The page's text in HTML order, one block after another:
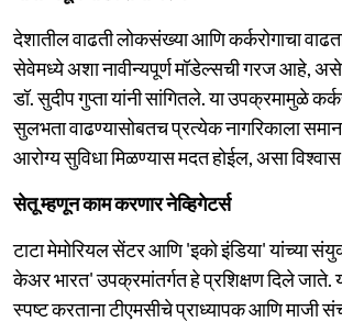
देशातील वाढती लोकसंख्या आणि कर्करोगाचा
सेवेमध्ये अशा नावीन्यपूर्ण मॉडेल्सची गरज आहे,
डॉ. सुदीप गुप्ता यांनी सांगितले. या उपक्रमामुळे
सुलभता वाढण्यासोबतच प्रत्येक नागरिकाला
आरोग्य सुविधा मिळण्यास मदत होईल, असा
सेतू म्हणून काम करणार नेव्हिगेटर्स
टाटा मेमोरियल सेंटर आणि 'इको इंडिया' यांच्या
केअर भारत' उपक्रमांतर्गत हे प्रशिक्षण दिले जाते.
स्पष्ट करताना टीएमसीचे प्राध्यापक आणि माजी